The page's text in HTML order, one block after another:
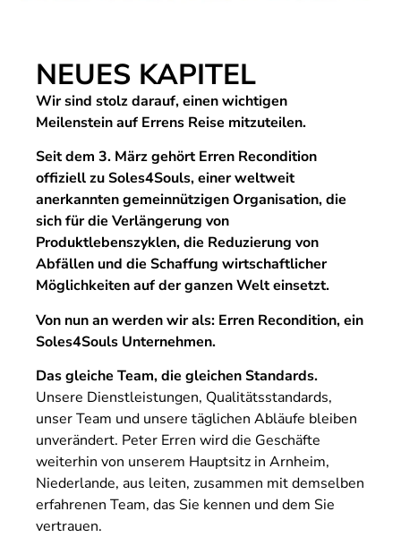
NEUES KAPITEL
Wir sind stolz darauf, einen wichtigen
Meilenstein auf Errens Reise mitzuteilen.
Seit dem 3. März gehört Erren Recondition
offiziell zu Soles4Souls, einer weltweit
anerkannten gemeinnützigen Organisation, die
sich für die Verlängerung von
Produktlebenszyklen, die Reduzierung von
Abfällen und die Schaffung wirtschaftlicher
Möglichkeiten auf der ganzen Welt einsetzt.
Von nun an werden wir als: Erren Recondition, ein
Soles4Souls Unternehmen.
Das gleiche Team, die gleichen Standards.
Unsere Dienstleistungen, Qualitätsstandards,
unser Team und unsere täglichen Abläufe bleiben
unverändert. Peter Erren wird die Geschäfte
weiterhin von unserem Hauptsitz in Arnheim,
Niederlande, aus leiten, zusammen mit demselben
erfahrenen Team, das Sie kennen und dem Sie
vertrauen.